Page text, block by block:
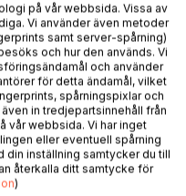
Law: 2023
for Contracting
på vår webbsida. Vissa av
Vi använder även metoder
samt server-spårning)
och hur den används. Vi
och använder
för detta ändamål, vilket
spårningspixlar och
in tredjepartsinnehåll från
vår webbsida. Vi har inget
eller eventuell spårning
inställning samtycker du till
återkalla ditt samtycke för
)